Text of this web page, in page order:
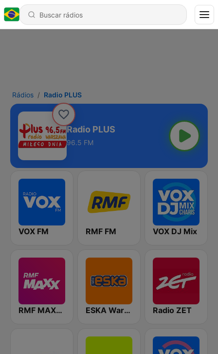
Rádios Radio PLUS
Radio PLUS
96.5 FM
VOX FM RMF FM VOX DJ Mix
RMF MAXXX ESKA Warszawa Radio ZET